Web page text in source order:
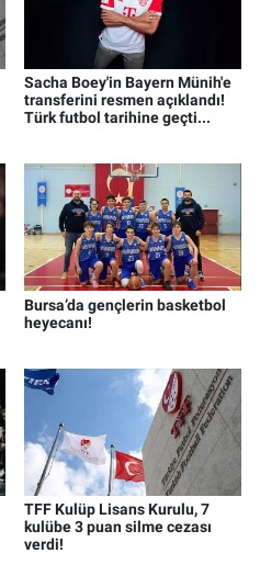
Sacha Boey'in Bayern Münih'e
transferini resmen açıklandı!
Türk futbol tarihine geçti...
Bursa’da gençlerin basketbol
heyecanı!
TFF Kulüp Lisans Kurulu, 7
kulübe 3 puan silme cezası
verdi!